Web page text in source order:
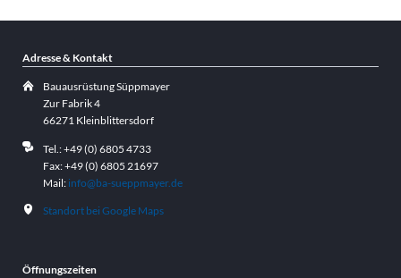
Adresse & Kontakt
Bauausrüstung Süppmayer
Zur Fabrik 4
66271 Kleinblittersdorf
Tel.: +49 (0) 6805 4733
Fax: +49 (0) 6805 21697
Mail: info@ba-sueppmayer.de
Standort bei Google Maps
Öffnungszeiten